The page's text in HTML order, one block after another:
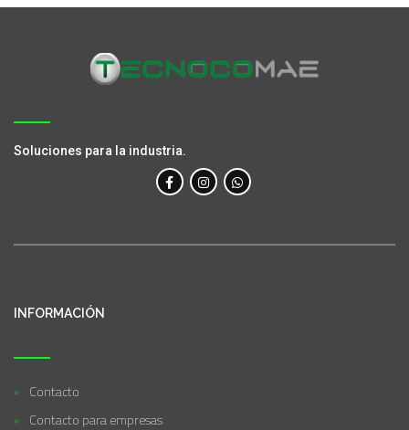
Soluciones para la industria.
INFORMACIÓN
Contacto
Contacto para empresas